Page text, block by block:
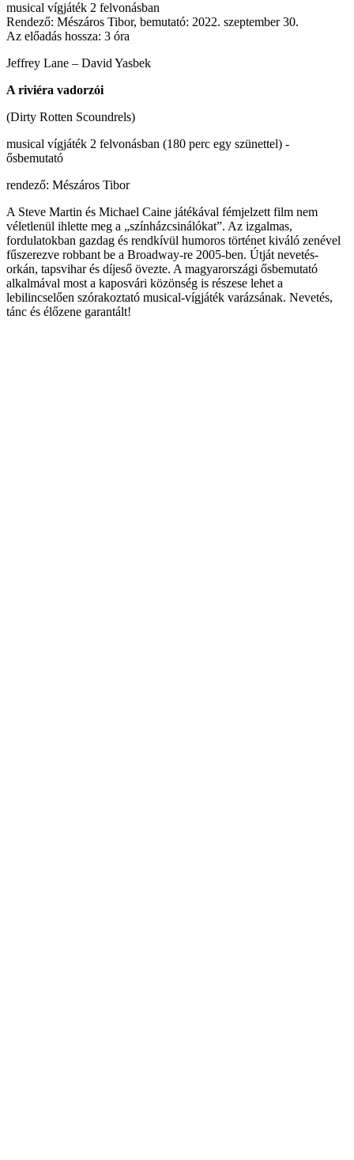
musical vígjáték 2 felvonásban
Rendező: Mészáros Tibor, bemutató: 2022. szeptember 30.
Az előadás hossza: 3 óra
Jeffrey Lane – David Yasbek
A riviéra vadorzói
(Dirty Rotten Scoundrels)
musical vígjáték 2 felvonásban (180 perc egy szünettel) -
ősbemutató
rendező: Mészáros Tibor
A Steve Martin és Michael Caine játékával fémjelzett film nem
véletlenül ihlette meg a „színházcsinálókat”. Az izgalmas,
fordulatokban gazdag és rendkívül humoros történet kiváló zenével
fűszerezve robbant be a Broadway-re 2005-ben. Útját nevetés-
orkán, tapsvihar és díjeső övezte. A magyarországi ősbemutató
alkalmával most a kaposvári közönség is részese lehet a
lebilincselően szórakoztató musical-vígjáték varázsának. Nevetés,
tánc és élőzene garantált!